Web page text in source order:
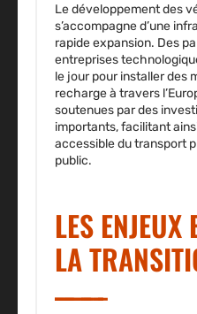
Le développement des
s’accompagne d’une
rapide expansion. Des
entreprises
le jour pour installer des
recharge à travers
soutenues par des
importants, facilitant
accessible du transport
public.
LES ENJEUX
LA